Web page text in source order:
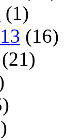
(1)
(16)
(21)